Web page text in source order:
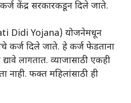
केंद्र सरकारकडून दिले जाते.
Didi Yojana) योजनेमधून
कर्ज दिले जाते. हे कर्ज फेडताना
लागतात. व्याजासाठी एकही
नाही. फक्त महिलांसाठी ही